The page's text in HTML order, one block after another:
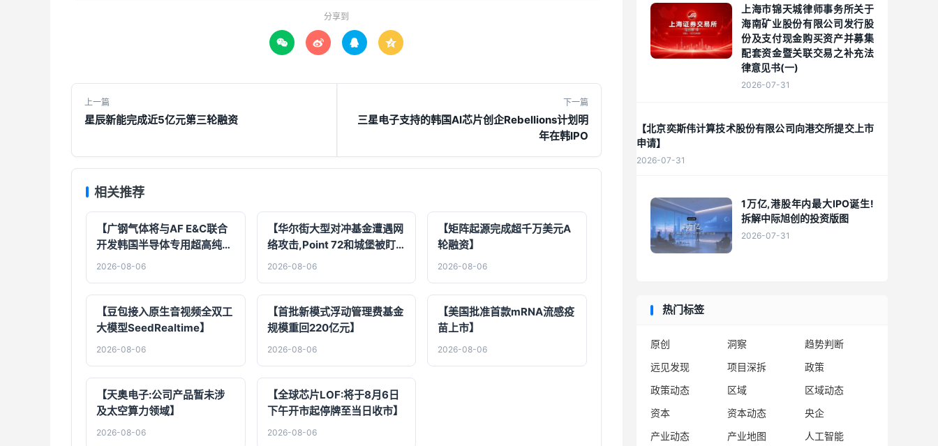
分享到
   
上一篇
星辰新能完成近5亿元第三轮融资
下一篇
三星电子支持的韩国AI芯片创企Rebellions计划明
年在韩IPO
相关推荐
【广钢气体将与AF E&C联合
开发韩国半导体专用超高纯制
氮解决方案】
2026-08-06
【华尔街大型对冲基金遭遇网
络攻击,Point 72和城堡被盯
上】
2026-08-06
【矩阵起源完成超千万美元A
轮融资】
2026-08-06
【豆包接入原生音视频全双工
大模型SeedRealtime】
2026-08-06
【首批新模式浮动管理费基金
规模重回220亿元】
2026-08-06
【美国批准首款mRNA流感疫
苗上市】
2026-08-06
【天奥电子:公司产品暂未涉
及太空算力领域】
2026-08-06
【全球芯片LOF:将于8月6日
下午开市起停牌至当日收市】
2026-08-06
上海市锦天城律师事务所关于
海南矿业股份有限公司发行股
份及支付现金购买资产并募集
配套资金暨关联交易之补充法
律意见书(一)
2026-07-31
【北京奕斯伟计算技术股份有限公司向港交所提交上市
申请】
2026-07-31
1万亿,港股年内最大IPO诞生!
拆解中际旭创的投资版图
2026-07-31
热门标签
原创 洞察
趋势判断
远见发现
项目深拆
政策
政策动态
区域
区域动态
资本
资本动态
央企
产业动态
产业地图 人工智能